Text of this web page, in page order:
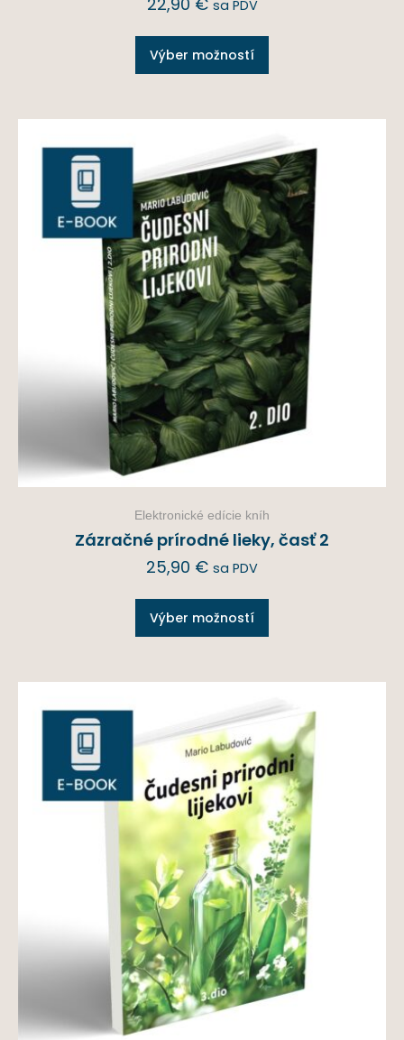
sa PDV
Výber možností
Elektronické edície kníh
Zázračné prírodné lieky, časť 2
25,90 € sa PDV
Výber možností